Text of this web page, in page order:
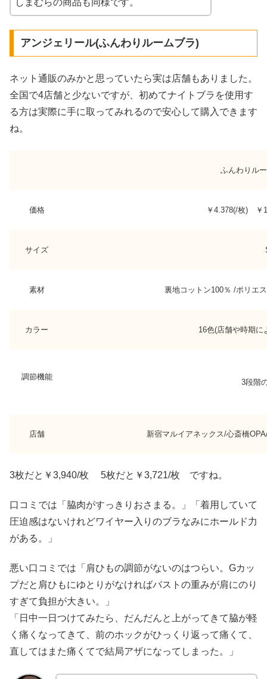
しまむらの商品も同様です。
アンジェリール(ふんわりルームブラ)
ネット通販のみかと思っていたら実は店舗もありました。
全国で4店舗と少ないですが、初めてナイトブラを使用す
る方は実際に手に取ってみれるので安心して購入できます
ね。
ふんわりル
価格 ￥4.378(/枚) ￥
サイズ
素材 裏地コットン100％ /ポリエ
カラー 16色(店舗や時期に
調節機能
3段階
店舗 新宿マルイアネックス/心斎橋
3枚だと￥3,940/枚 5枚だと￥3,721/枚 ですね。
口コミでは「脇肉がすっきりおさまる。」「着用していて
圧迫感はないけれどワイヤー入りのブラなみにホールド力
がある。」
悪い口コミでは「肩ひもの調節がないのはつらい。Gカッ
プだと肩ひもにゆとりがなければバストの重みが肩にのり
すぎて負担が大きい。」
「日中一日つけてみたら、だんだんと上がってきて脇が軽
く痛くなってきて、前のホックがひっくり返って痛くて、
直してはまた痛くてで結局アザになってしまった。」